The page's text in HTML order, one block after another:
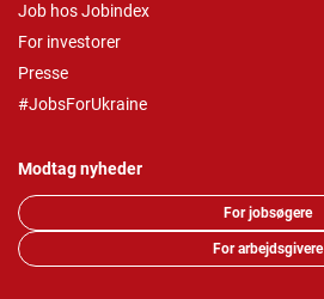
Job hos Jobindex
For investorer
Presse
#JobsForUkraine
Modtag nyheder
For jobsøgere
For arbejdsgivere